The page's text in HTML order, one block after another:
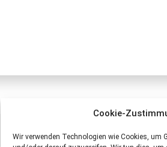
Cookie-
Wir verwenden Technologien wie Cookies, um
Schweizer